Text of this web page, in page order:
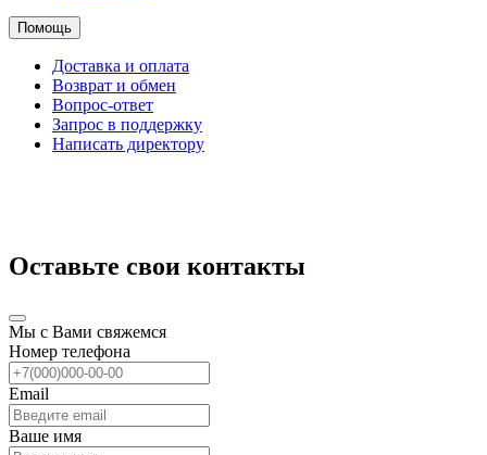
Помощь
Доставка и оплата
Возврат и обмен
Вопрос-ответ
Запрос в поддержку
Написать директору
Оставьте свои контакты
Мы с Вами свяжемся
Номер телефона
Email
Ваше имя